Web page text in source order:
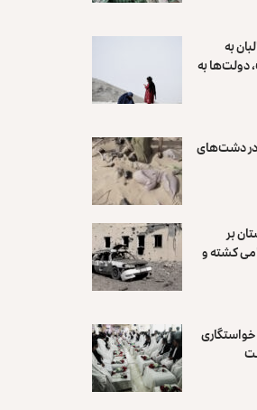
به
به
در دشت‌های
بر
و ۱۸۷ غیرنظامی کشته و